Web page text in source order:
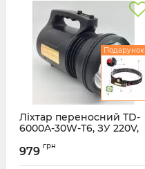
Подарунок
Ліхтар переносний TD-
6000A-30W-T6, ЗУ 220V,
аккумулятор
Артикул:TD-6000A-30W-T6
979 грн